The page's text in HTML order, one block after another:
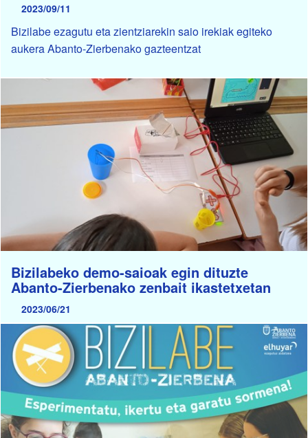
2023/09/11
Bizilabe ezagutu eta zientziarekin saio irekiak egiteko
aukera Abanto-Zierbenako gazteentzat
Bizilabeko demo-saioak egin dituzte
Abanto-Zierbenako zenbait ikastetxetan
2023/06/21